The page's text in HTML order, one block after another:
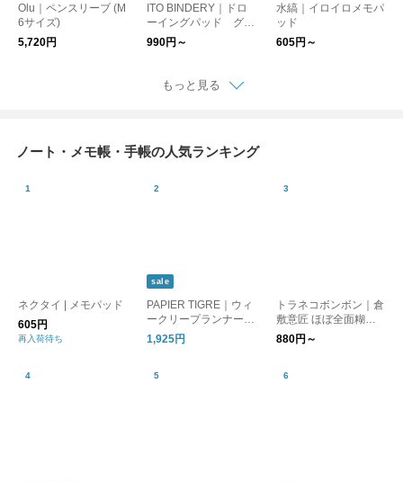
Olu｜ペンスリーブ (M
6サイズ)
5,720円
ITO BINDERY｜ドロ
ーイングパッド グレ
ー
990円～
水縞｜イロイロメモパ
ッド
605円～
もっと見る
ノート・メモ帳・手帳の人気ランキング
ネクタイ | メモパッド
605円
再入荷待ち
sale
PAPIER TIGRE｜ウィ
ークリープランナー
WEEKLY PLANNER 1
週間 カレンダー スケ
房具 雑貨 ptph-007 パ
1,925円
トラネコボンボン｜倉
敷意匠 ほぼ全面糊ふ
せん 4種類【文房具・
付箋・メモ】【猫グッ
日】
880円～